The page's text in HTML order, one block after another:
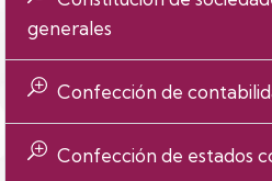
generales
Confección de
Confección de estados